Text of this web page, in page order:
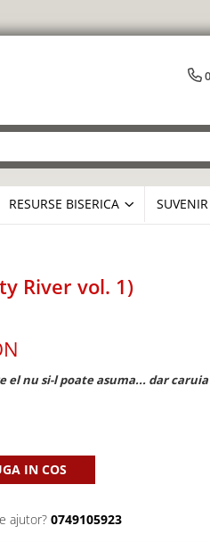
RESURSE BISERICA SUVENIR
River vol. 1)
el nu si-l poate asuma... dar
IN COS
ajutor? 0749105923